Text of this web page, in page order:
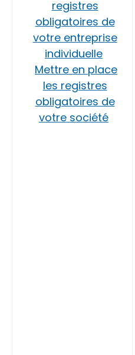
registres
obligatoires de
votre entreprise
individuelle
Mettre en place
les registres
obligatoires de
votre société